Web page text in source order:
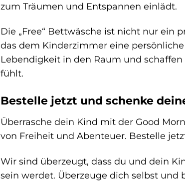
zum Träumen und Entspannen einlädt.
Die „Free“ Bettwäsche ist nicht nur ein
das dem Kinderzimmer eine
Lebendigkeit in den Raum und
fühlt.
Bestelle jetzt und schenke
Überrasche dein Kind mit der Good
von Freiheit und Abenteuer. Bestelle
Wir sind überzeugt, dass du und dein
sein werdet. Überzeuge dich selbst und